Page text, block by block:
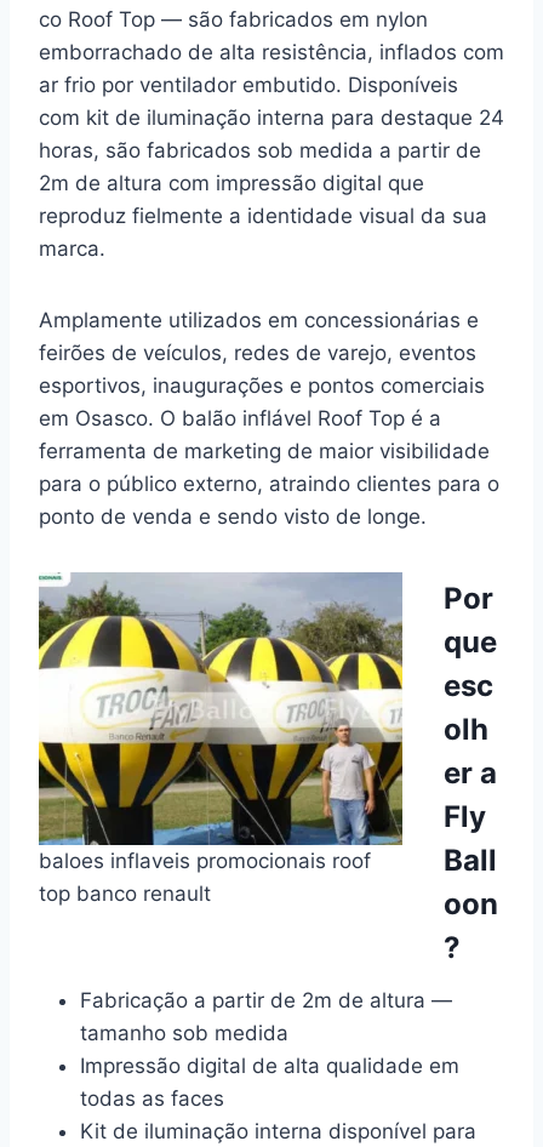
co Roof Top — são fabricados em nylon
emborrachado de alta resistência, inflados com
ar frio por ventilador embutido. Disponíveis
com kit de iluminação interna para destaque 24
horas, são fabricados sob medida a partir de
2m de altura com impressão digital que
reproduz fielmente a identidade visual da sua
marca.
Amplamente utilizados em concessionárias e
feirões de veículos, redes de varejo, eventos
esportivos, inaugurações e pontos comerciais
em Osasco. O balão inflável Roof Top é a
ferramenta de marketing de maior visibilidade
para o público externo, atraindo clientes para o
ponto de venda e sendo visto de longe.
baloes inflaveis promocionais roof
top banco renault
Por
que
esc
olh
er a
Fly
Ball
oon
?
Fabricação a partir de 2m de altura —
tamanho sob medida
Impressão digital de alta qualidade em
todas as faces
Kit de iluminação interna disponível para